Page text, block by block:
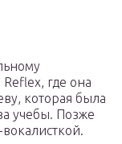
где она
которая была
учебы. Позже